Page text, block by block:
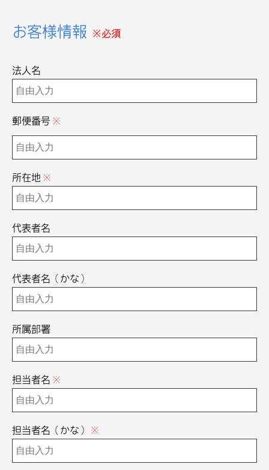
お客様情報 ※必須
法人名
郵便番号 ※
所在地 ※
代表者名
代表者名（かな）
所属部署
担当者名 ※
担当者名（かな） ※